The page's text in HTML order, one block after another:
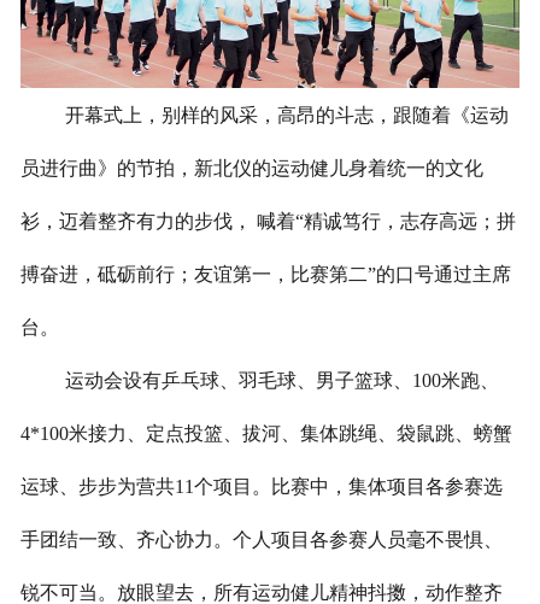
开幕式上，别样的风采，高昂的斗志，跟随着《运动
员进行曲》的节拍，新北仪的运动健儿身着统一的文化
衫，迈着整齐有力的步伐， 喊着“精诚笃行，志存高远；拼
搏奋进，砥砺前行；友谊第一，比赛第二”的口号通过主席
台。
运动会设有乒乓球、羽毛球、男子篮球、100米跑、
4*100米接力、定点投篮、拔河、集体跳绳、袋鼠跳、螃蟹
运球、步步为营共11个项目。比赛中，集体项目各参赛选
手团结一致、齐心协力。个人项目各参赛人员毫不畏惧、
锐不可当。放眼望去，所有运动健儿精神抖擞，动作整齐